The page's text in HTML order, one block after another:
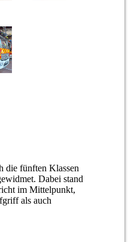
die fünften Klassen
Dabei stand
im Mittelpunkt,
als auch